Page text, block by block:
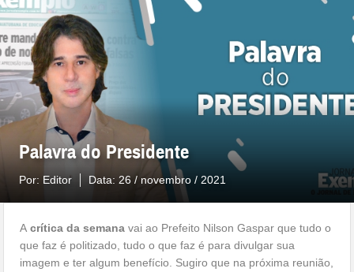
Palavra do Presidente
Por: Editor Data:26 / novembro / 2021
A crítica da semana vai ao Prefeito Nilson Gaspar que tudo o
que faz é politizado, tudo o que faz é para divulgar sua
imagem e ter algum benefício. Sugiro que na próxima reunião,